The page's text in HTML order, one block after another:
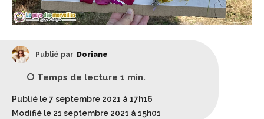
Publié par Doriane
Temps de lecture 1 min.
Publié le 7 septembre 2021 à 17h16
Modifié le 21 septembre 2021 à 15h01